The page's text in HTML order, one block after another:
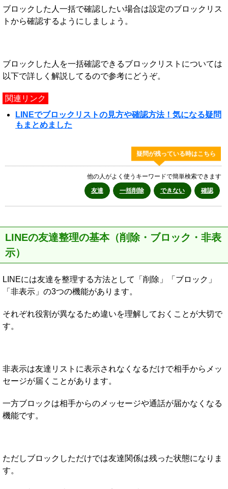
ブロックした人一括で確認したい場合は設定のブロックリス
トから確認するようにしましょう。
ブロックした人を一括確認できるブロックリストについては
以下で詳しく解説してるので参考にどうぞ。
関連リンク
LINEでブロックリストの見方や確認方法！気になる疑問
もまとめました
疑問が残っている時はこちら
他の人がよく使うキーワードで簡単検索できます
友達
一括削除 できない 確認
LINEの友達整理の基本（削除・ブロック・非表
示）
LINEには友達を整理する方法として「削除」「ブロック」
「非表示」の3つの機能があります。
それぞれ役割が異なるため違いを理解しておくことが大切で
す。
非表示は友達リストに表示されなくなるだけで相手からメッ
セージが届くことがあります。
一方ブロックは相手からのメッセージや通話が届かなくなる
機能です。
ただしブロックしただけでは友達関係は残った状態になりま
す。